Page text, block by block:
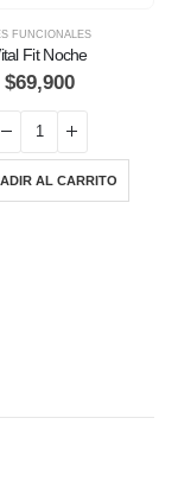
FUNCIONALES
Fit Noche
$69,900
AL CARRITO